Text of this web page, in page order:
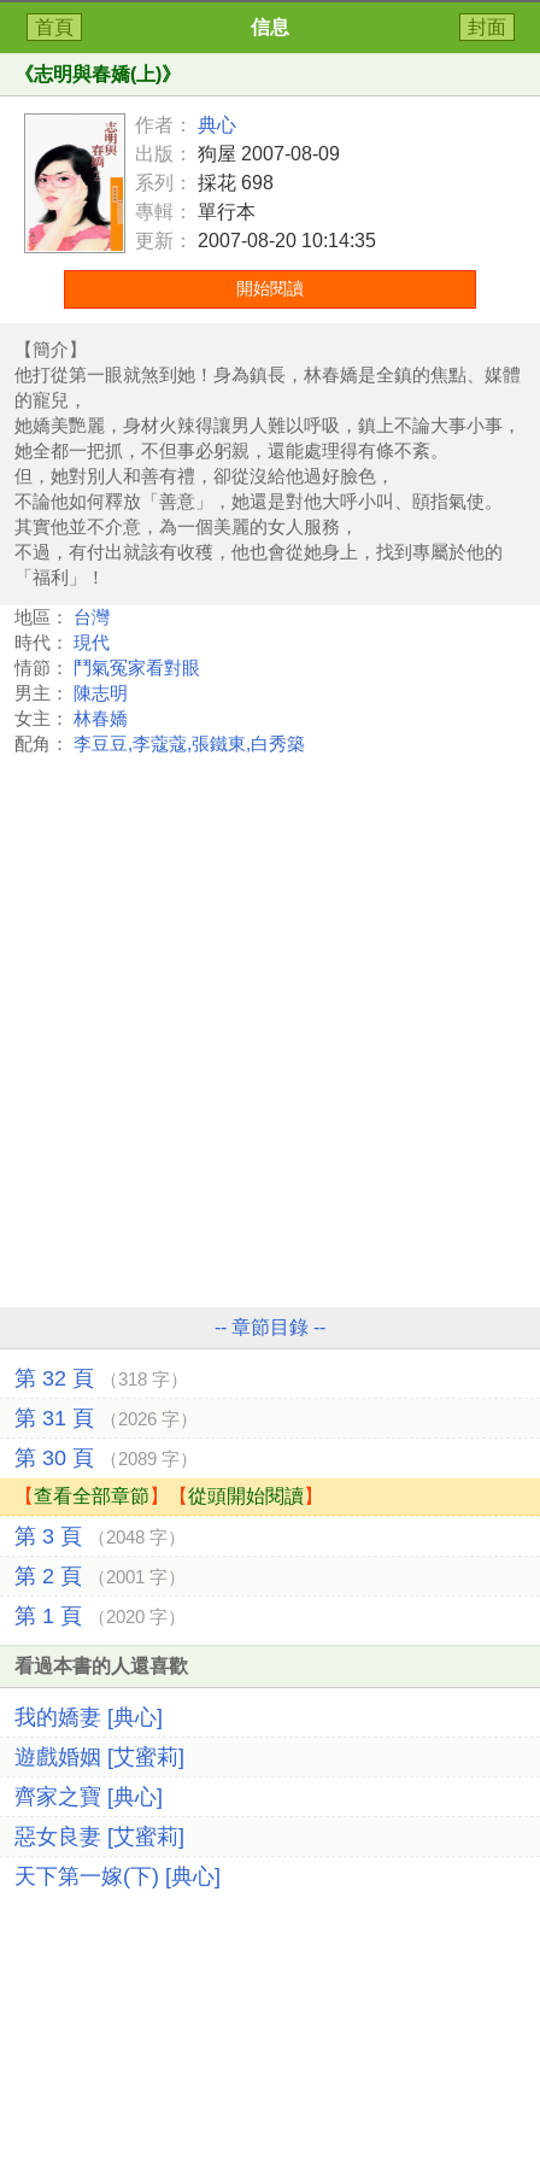
首頁 信息 封面
《志明與春嬌(上)》
作者：
典心
出版：
狗屋 2007-08-09
系列：
採花 698
專輯：
單行本
更新：
2007-08-20 10:14:35
開始閱讀
【簡介】
他打從第一眼就煞到她！身為鎮長，林春嬌是全鎮的焦點、媒體
的寵兒，
她嬌美艷麗，身材火辣得讓男人難以呼吸，鎮上不論大事小事，
她全都一把抓，不但事必躬親，還能處理得有條不紊。
但，她對別人和善有禮，卻從沒給他過好臉色，
不論他如何釋放「善意」，她還是對他大呼小叫、頤指氣使。
其實他並不介意，為一個美麗的女人服務，
不過，有付出就該有收穫，他也會從她身上，找到專屬於他的
「福利」！
地區：
台灣
時代：
現代
情節：
鬥氣冤家看對眼
男主：
陳志明
女主：
林春嬌
配角：
李豆豆,李蔻蔻,張鐵東,白秀築
-- 章節目錄 --
第 32 頁 （318 字）
第 31 頁 （2026 字）
第 30 頁 （2089 字）
【查看全部章節 】【從頭開始閱讀】
第 3 頁 （2048 字）
第 2 頁 （2001 字）
第 1 頁 （2020 字）
看過本書的人還喜歡
我的嬌妻 [典心]
遊戲婚姻 [艾蜜莉]
齊家之寶 [典心]
惡女良妻 [艾蜜莉]
天下第一嫁(下) [典心]